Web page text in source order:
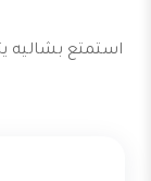
استمتع بشاليه